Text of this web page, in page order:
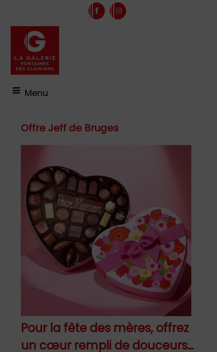
Menu
Offre Jeff de Bruges
Pour la fête des mères, offrez
un cœur rempli de douceurs…